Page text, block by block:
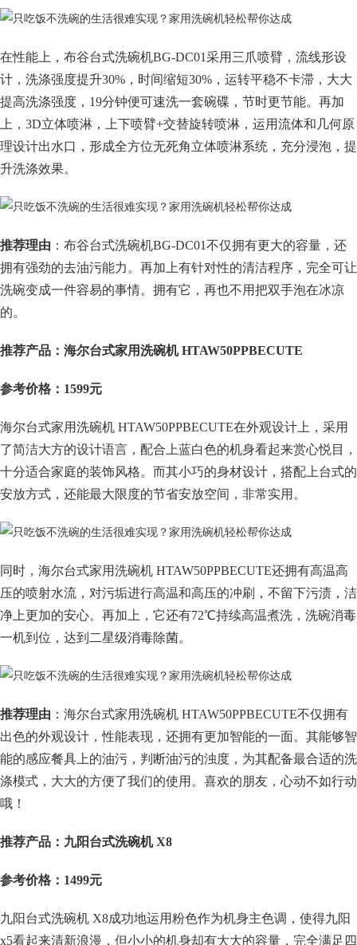
在性能上，布谷台式洗碗机BG-DC01采用三爪喷臂，流线形设
计，洗涤强度提升30%，时间缩短30%，运转平稳不卡滞，大大
提高洗涤强度，19分钟便可速洗一套碗碟，节时更节能。再加
上，3D立体喷淋，上下喷臂+交替旋转喷淋，运用流体和几何原
理设计出水口，形成全方位无死角立体喷淋系统，充分浸泡，提
升洗涤效果。
推荐理由 ：布谷台式洗碗机BG-DC01不仅拥有更大的容量，还
拥有强劲的去油污能力。再加上有针对性的清洁程序，完全可让
洗碗变成一件容易的事情。拥有它，再也不用把双手泡在冰凉
的。
推荐产品：海尔台式家用洗碗机 HTAW50PPBECUTE
参考价格：1599元
海尔台式家用洗碗机 HTAW50PPBECUTE在外观设计上，采用
了简洁大方的设计语言，配合上蓝白色的机身看起来赏心悦目，
十分适合家庭的装饰风格。而其小巧的身材设计，搭配上台式的
安放方式，还能最大限度的节省安放空间，非常实用。
同时，海尔台式家用洗碗机 HTAW50PPBECUTE还拥有高温高
压的喷射水流，对污垢进行高温和高压的冲刷，不留下污渍，洁
净上更加的安心。再加上，它还有72℃持续高温煮洗，洗碗消毒
一机到位，达到二星级消毒除菌。
推荐理由 ：海尔台式家用洗碗机 HTAW50PPBECUTE不仅拥有
出色的外观设计，性能表现，还拥有更加智能的一面。其能够智
能的感应餐具上的油污，判断油污的浊度，为其配备最合适的洗
涤模式，大大的方便了我们的使用。喜欢的朋友，心动不如行动
哦！
推荐产品：九阳台式洗碗机 X8
参考价格：1499元
九阳台式洗碗机 X8成功地运用粉色作为机身主色调，使得九阳
x5看起来清新浪漫，但小小的机身却有大大的容量，完全满足四